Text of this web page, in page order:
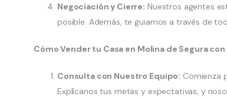
Negociación y Cierre: Nuestros agentes
posible. Además, te guiamos a través de
Cómo Vender tu Casa en Molina de Segura
Consulta con Nuestro Equipo: Comienza
Explícanos tus metas y expectativas, y